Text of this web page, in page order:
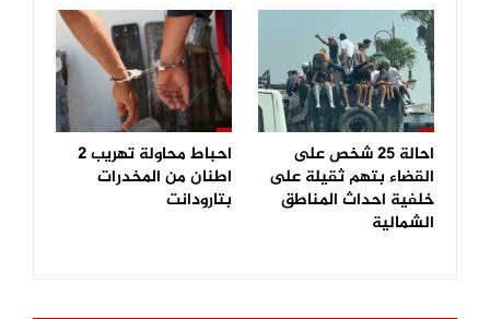
احالة 25 شخص على
القضاء بتهم ثقيلة على
خلفية احداث المناطق
الشمالية
احباط محاولة تهريب 2
اطنان من المخدرات
بتارودانت